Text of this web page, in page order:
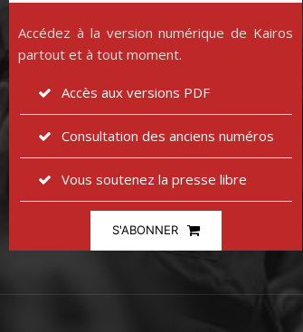
Accédez à la version numérique de Kairos
partout et à tout moment.
Accès aux versions PDF
Consultation des anciens numéros
Vous soutenez la presse libre
S'ABONNER